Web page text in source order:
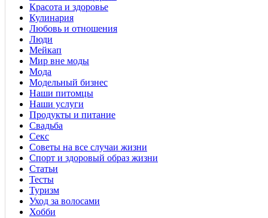
Красота и здоровье
Кулинария
Любовь и отношения
Люди
Мейкап
Мир вне моды
Мода
Модельный бизнес
Наши питомцы
Наши услуги
Продукты и питание
Свадьба
Секс
Советы на все случаи жизни
Спорт и здоровый образ жизни
Статьи
Тесты
Туризм
Уход за волосами
Хобби